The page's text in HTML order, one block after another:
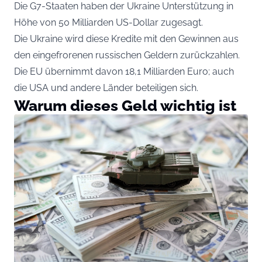
Die G7-Staaten haben der Ukraine Unterstützung in
Höhe von 50 Milliarden US-Dollar zugesagt.
Die Ukraine wird diese Kredite mit den Gewinnen aus
den eingefrorenen russischen Geldern zurückzahlen.
Die EU übernimmt davon 18,1 Milliarden Euro; auch
die USA und andere Länder beteiligen sich.
Warum dieses Geld wichtig ist